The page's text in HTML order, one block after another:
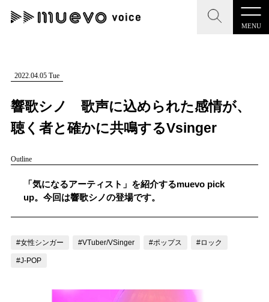
MENU
CLOSE
記事を検索する
人気ワード
#男性SSW #ポップス #女性SSW
CLOSE
"読者の声を形にする”音楽特化メディア
MENU
記事一覧
お問い合わせ
2022.04.05 Tue
響歌シノ 歌声に込められた感情が、
聴く者と確かに共鳴するVsinger
Outline
「気になるアーティスト」を紹介するmuevo pick
up。今回は響歌シノの登場です。
#女性シンガー #VTuber/VSinger #ポップス #ロック
#J-POP